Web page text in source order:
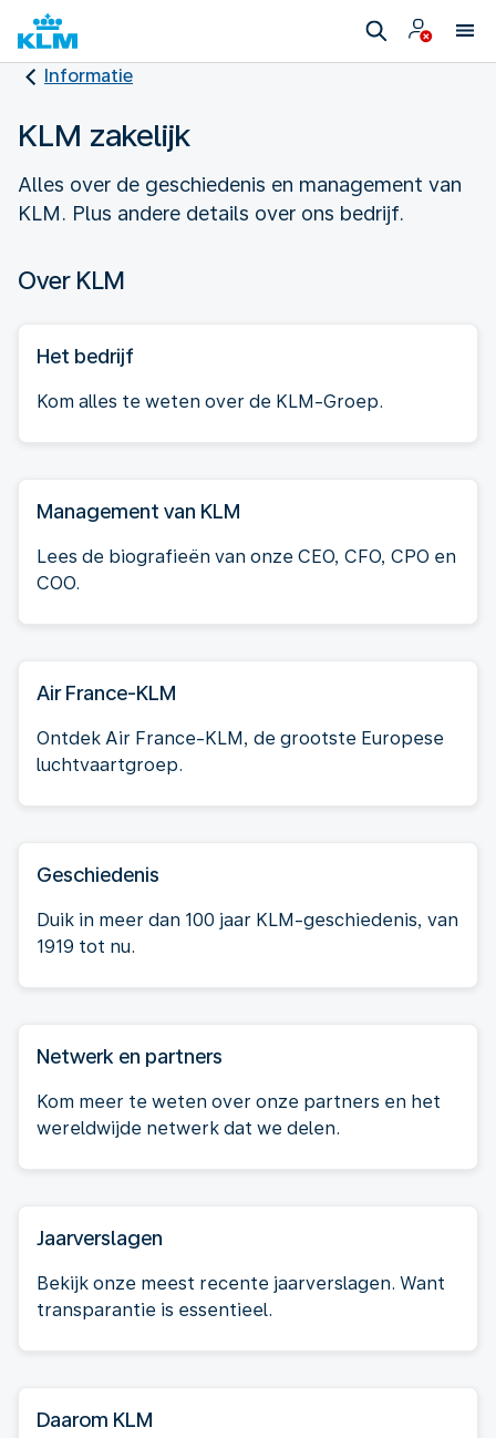
Informatie
KLM zakelijk
Alles over de geschiedenis en management van
KLM. Plus andere details over ons bedrijf.
Over KLM
Het bedrijf
Kom alles te weten over de KLM-Groep.
Management van KLM
Lees de biografieën van onze CEO, CFO, CPO en
COO.
Air France-KLM
Ontdek Air France-KLM, de grootste Europese
luchtvaartgroep.
Geschiedenis
Duik in meer dan 100 jaar KLM-geschiedenis, van
1919 tot nu.
Netwerk en partners
Kom meer te weten over onze partners en het
wereldwijde netwerk dat we delen.
Jaarverslagen
Bekijk onze meest recente jaarverslagen. Want
transparantie is essentieel.
Daarom KLM